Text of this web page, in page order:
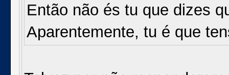
Então não és tu que dizes
Aparentemente, tu é que